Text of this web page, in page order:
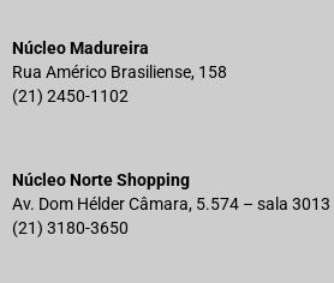
Núcleo Madureira
Rua Américo Brasiliense, 158
(21) 2450-1102
Núcleo Norte Shopping
Av. Dom Hélder Câmara, 5.574 – sala 3013
(21) 3180-3650